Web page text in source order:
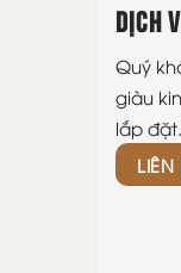
DỊCH
Quý
giàu
lắp
LIÊN